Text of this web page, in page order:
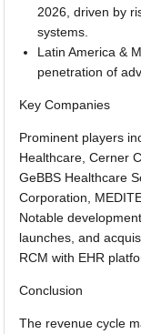
2026, driven by
systems.
Latin America &
penetration of
Key Companies
Prominent players
Healthcare, Cerner
GeBBS Healthcare
Corporation,
Notable
launches, and
RCM with EHR
Conclusion
The revenue cycle